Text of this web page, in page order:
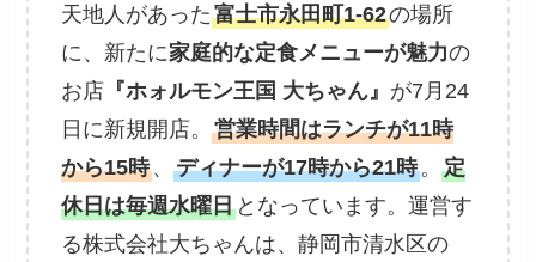
天地人があった富士市永田町1-62の場所
に、新たに家庭的な定食メニューが魅力の
お店 『ホォルモン王国 大ちゃん』 が7月24
日に新規開店。営業時間はランチが11時
から15時、ディナーが17時から21時。定
休日は毎週水曜日 となっています。運営す
る株式会社大ちゃんは、静岡市清水区の